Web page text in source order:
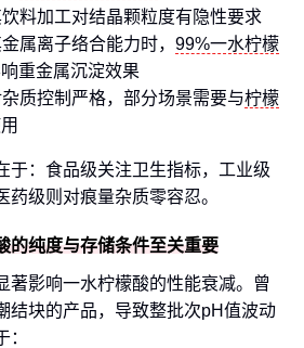
料加工对结晶颗粒度有隐性要求
属离子络合能力时， 99%一水柠檬
重金属沉淀效果
杂质控制严格，部分场景需要与柠檬
于：食品级关注卫生指标，工业级
药级则对痕量杂质零容忍。
的纯度与存储条件至关重要
著影响一水柠檬酸的性能衰减。曾
结块的产品，导致整批次pH值波动